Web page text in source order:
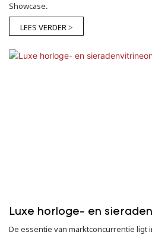
Showcase.
LEES VERDER >
Luxe horloge- en
De essentie van marktconcurrentie ligt